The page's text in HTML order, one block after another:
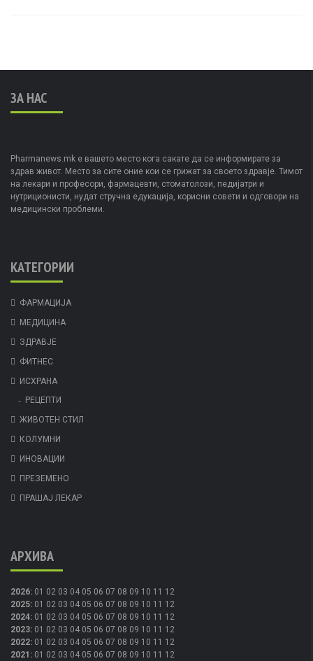
ЗА НАС
Pharmanews.mk е вашето место кога сакате да се информирате за
здрав живот. Место за сите оние кои се грижат за своето здравје. Тимот
на лекари и професори, фармацевти, стоматолози, педијатри и
нутриционисти, нудат стручна едукација, корисни совети и одговори на
медицински проблеми.
КАТЕГОРИИ
ФАРМАЦИЈА
МЕДИЦИНА
ЗДРАВЈЕ
ФИТНЕС
ИСХРАНА
РЕЦЕПТИ
ЖИВОТЕН СТИЛ
КОЛУМНИ
ИНОВАЦИИ
ПРЕЗЕМЕНО
ПРАШАЈ ЛЕКАР
АРХИВА
2026: 01 02 03 04 05 06 07 08 09 10 11 12
2025: 01 02 03 04 05 06 07 08 09 10 11 12
2024: 01 02 03 04 05 06 07 08 09 10 11 12
2023: 01 02 03 04 05 06 07 08 09 10 11 12
2022: 01 02 03 04 05 06 07 08 09 10 11 12
2021 : 01 02 03 04 05 06 07 08 09 10 11 12